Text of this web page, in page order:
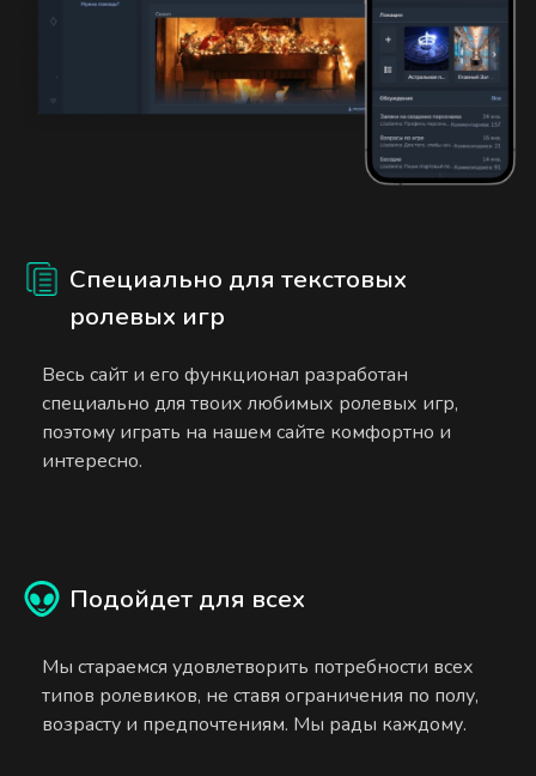
Специально для текстовых
ролевых игр
Весь сайт и его функционал разработан
специально для твоих любимых ролевых игр,
поэтому играть на нашем сайте комфортно и
интересно.
Подойдет для всех
Мы стараемся удовлетворить потребности всех
типов ролевиков, не ставя ограничения по полу,
возрасту и предпочтениям. Мы рады каждому.